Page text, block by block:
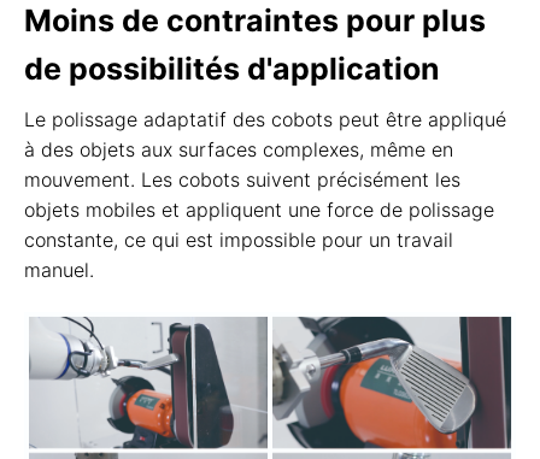
Moins de contraintes pour plus
de possibilités d'application
Le polissage adaptatif des cobots peut être appliqué
à des objets aux surfaces complexes, même en
mouvement. Les cobots suivent précisément les
objets mobiles et appliquent une force de polissage
constante, ce qui est impossible pour un travail
manuel.